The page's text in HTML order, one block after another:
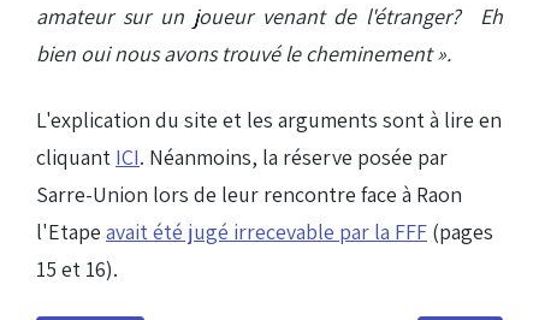
amateur sur un joueur venant de l'étranger? Eh
bien oui nous avons trouvé le cheminement ».
L'explication du site et les arguments sont à lire en
cliquant ICI. Néanmoins, la réserve posée par
Sarre-Union lors de leur rencontre face à Raon
l'Etape avait été jugé irrecevable par la FFF (pages
15 et 16).